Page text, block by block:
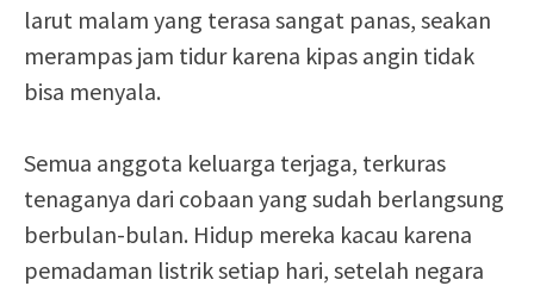
larut malam yang terasa sangat panas, seakan
merampas jam tidur karena kipas angin tidak
bisa menyala.
Semua anggota keluarga terjaga, terkuras
tenaganya dari cobaan yang sudah berlangsung
berbulan-bulan. Hidup mereka kacau karena
pemadaman listrik setiap hari, setelah negara